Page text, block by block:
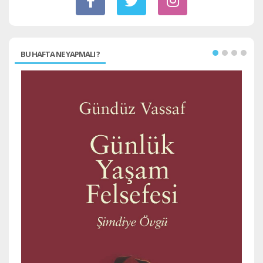
BU HAFTA NE YAPMALI ?